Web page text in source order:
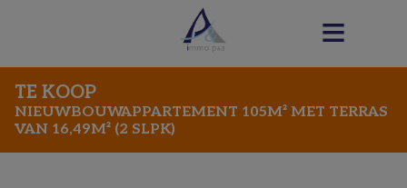
TE KOOP
NIEUWBOUWAPPARTEMENT 105M² MET TERRAS
VAN 16,49M² (2 SLPK)